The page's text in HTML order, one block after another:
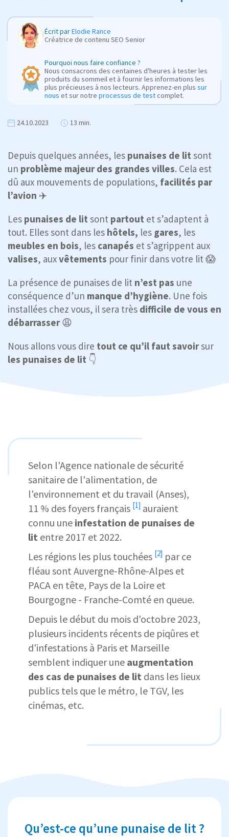
Écrit parElodie Rance
Créatrice de contenu SEO Senior
Pourquoi nous faire confiance ?
Nous consacrons des centaines d'heures à tester les
produits du sommeil et à fournir les informations les
plus précieuses à nos lecteurs. Apprenez-en plus sur
nous et sur notre processus de testcomplet.
24.10.2023 13 min.
Depuis quelques années, les punaises de lit sont
un problème majeur des grandes villes. Cela est
dû aux mouvements de populations, facilités par
l’avion ✈️
Les punaises de lit sont partout et s’adaptent à
tout. Elles sont dans les hôtels, les gares, les
meubles en bois, les canapés et s’agrippent aux
valises, auxvêtements pour finir dans votre lit 😱
La présence de punaises de lit n’est pas une
conséquence d’un manque d’hygiène. Une fois
installées chez vous, il sera très difficile de vous en
débarrasser 😩
Nous allons vous dire tout ce qu’il faut savoirsur
les punaises de lit 👇
Selon l'Agence nationale de sécurité
sanitaire de l'alimentation, de
l'environnement et du travail (Anses),
11 % des foyers français [1] auraient
connu une infestation de punaises de
lit entre 2017 et 2022.
Les régions les plus touchées [2] par ce
fléau sont Auvergne-Rhône-Alpes et
PACA en tête, Pays de la Loire et
Bourgogne - Franche-Comté en queue.
Depuis le début du mois d'octobre 2023,
plusieurs incidents récents de piqûres et
d'infestations à Paris et Marseille
semblent indiquer une augmentation
des cas de punaises de lit dans les lieux
publics tels que le métro, le TGV, les
cinémas, etc.
Qu’est-ce qu’une punaise de lit ?